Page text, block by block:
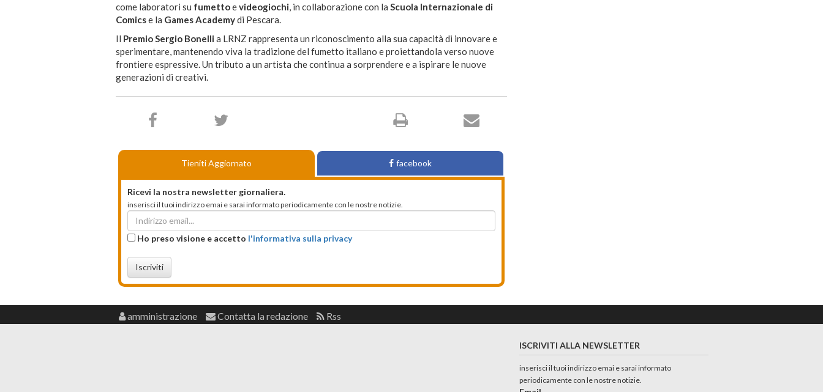
come laboratori su fumettoevideogiochi , in collaborazione con la Scuola Internazionale di
Comicse la Games Academydi Pescara.
Il Premio Sergio Bonelli a LRNZ rappresenta un riconoscimento alla sua capacità di innovare e
sperimentare, mantenendo viva la tradizione del fumetto italiano e proiettandola verso nuove
frontiere espressive. Un tributo a un artista che continua a sorprendere e a ispirare le nuove
generazioni di creativi.
Tieniti Aggiornato facebook
Ricevi la nostra newsletter giornaliera.
inserisci il tuoi indirizzo emai e sarai informato periodicamente con le nostre notizie.
Ho preso visione e accetto l'informativa sulla privacy
Iscriviti
amministrazione Contatta la redazione Rss
ISCRIVITI ALLA NEWSLETTER
inserisci il tuoi indirizzo emai e sarai informato
periodicamente con le nostre notizie.